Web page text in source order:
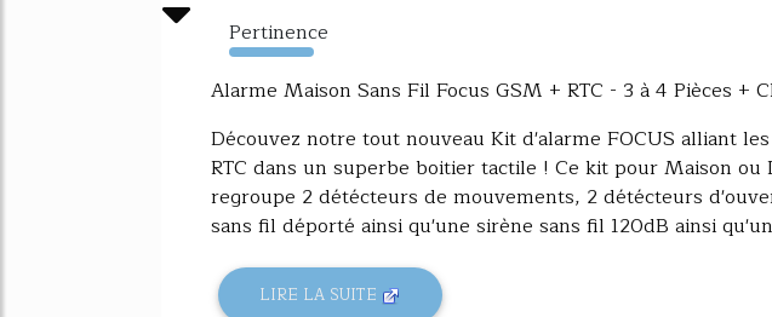
Pertinence
6483%
Alarme Maison Sans Fil Focus GSM + RTC - 3 à 4 Pièces +
Découvez notre tout nouveau Kit d'alarme FOCUS alliant
RTC dans un superbe boitier tactile ! Ce kit pour Maison ou
regroupe 2 détécteurs de mouvements, 2 détécteurs
sans fil déporté ainsi qu'une sirène sans fil 120dB ainsi
LIRE LA SUITE